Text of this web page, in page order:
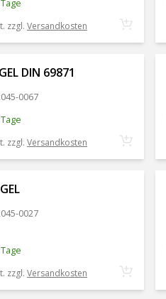
zzgl. Versandkosten
DIN 69871
0067
zzgl. Versandkosten
0027
zzgl. Versandkosten